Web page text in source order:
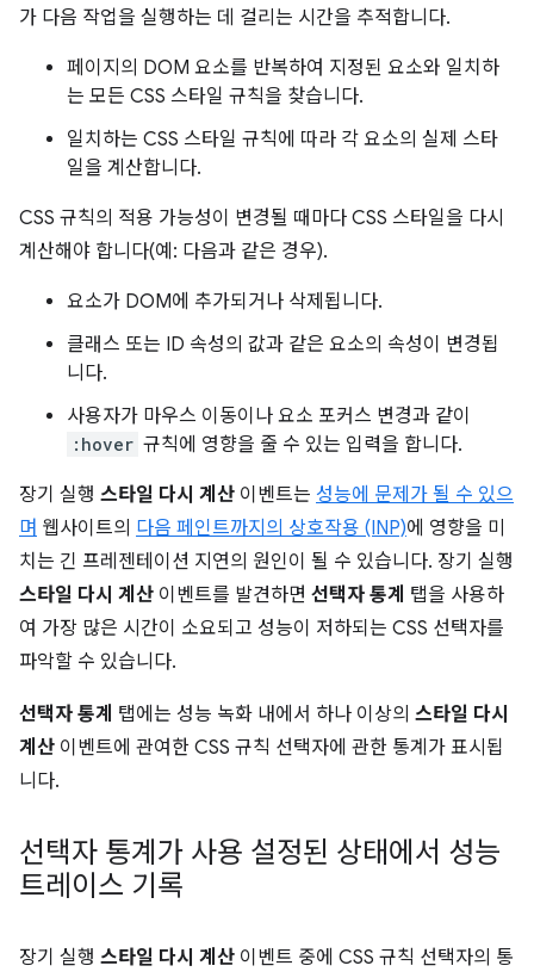
가 다음 작업을 실행하는 데 걸리는 시간을 추적합니다.
페이지의 DOM 요소를 반복하여 지정된 요소와 일치하
는 모든 CSS 스타일 규칙을 찾습니다.
일치하는 CSS 스타일 규칙에 따라 각 요소의 실제 스타
일을 계산합니다.
CSS 규칙의 적용 가능성이 변경될 때마다 CSS 스타일을 다시
계산해야 합니다(예: 다음과 같은 경우).
요소가 DOM에 추가되거나 삭제됩니다.
클래스 또는 ID 속성의 값과 같은 요소의 속성이 변경됩
니다.
사용자가 마우스 이동이나 요소 포커스 변경과 같이
:hover 규칙에 영향을 줄 수 있는 입력을 합니다.
장기 실행 스타일 다시 계산 이벤트는 성능에 문제가 될 수 있으
며 웹사이트의 다음 페인트까지의 상호작용 (INP)에 영향을 미
치는 긴 프레젠테이션 지연의 원인이 될 수 있습니다. 장기 실행
스타일 다시 계산 이벤트를 발견하면 선택자 통계 탭을 사용하
여 가장 많은 시간이 소요되고 성능이 저하되는 CSS 선택자를
파악할 수 있습니다.
선택자 통계 탭에는 성능 녹화 내에서 하나 이상의 스타일 다시
계산 이벤트에 관여한 CSS 규칙 선택자에 관한 통계가 표시됩
니다.
선택자 통계가 사용 설정된 상태에서 성능
트레이스 기록
장기 실행 스타일 다시 계산 이벤트 중에 CSS 규칙 선택자의 통